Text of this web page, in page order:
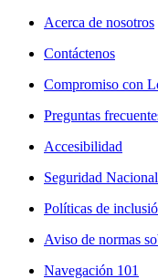
Acerca de nosotros
Contáctenos
Compromiso con
Preguntas
Accesibilidad
Seguridad
Políticas de
Aviso de normas
Navegación 101